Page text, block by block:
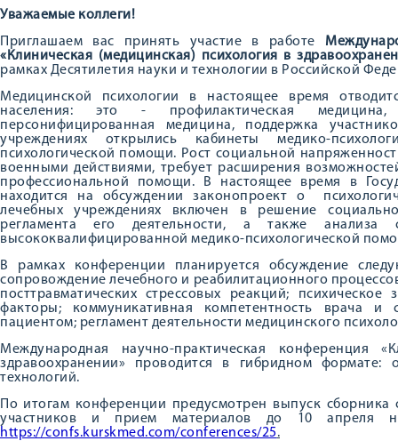
Уважаемые коллеги!
Приглашаем вас принять участие в работе
«Клиническая (медицинская) психология в
рамках Десятилетия науки и технологии в Российской
Медицинской психологии в настоящее время
населения: это - профилактическая
персонифицированная медицина, поддержка
учреждениях открылись кабинеты медико-
психологической помощи. Рост социальной
военными действиями, требует расширения
профессиональной помощи. В настоящее время в
находится на обсуждении законопроект о
лечебных учреждениях включен в решение
регламента его деятельности, а также анализа
высококвалифицированной медико-психологической
В рамках конференции планируется обсуждение
сопровождение лечебного и реабилитационного
посттравматических стрессовых реакций;
факторы; коммуникативная компетентность врача и
пациентом; регламент деятельности медицинского
Международная научно-практическая конференция
здравоохранении» проводится в гибридном
технологий.
По итогам конференции предусмотрен выпуск сборника
участников и прием материалов до 10 апреля
https://confs.kurskmed.com/conferences/25.